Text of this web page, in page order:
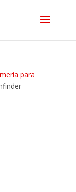
para